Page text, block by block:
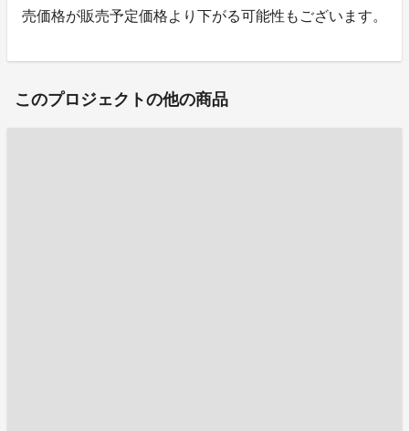
売価格が販売予定価格より下がる可能性もございます。
このプロジェクトの他の商品